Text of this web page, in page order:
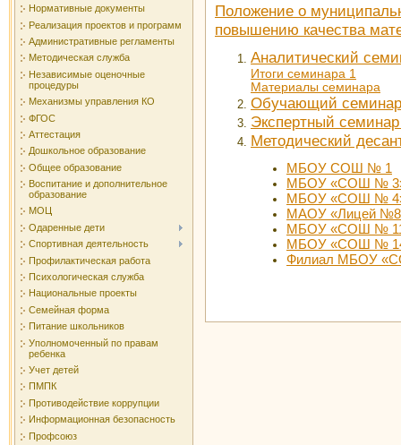
Нормативные документы
Реализация проектов и программ
Административные регламенты
Методическая служба
Независимые оценочные
процедуры
Механизмы управления КО
ФГОС
Аттестация
Дошкольное образование
Общее образование
Воспитание и дополнительное
образование
МОЦ
Одаренные дети
Спортивная деятельность
Профилактическая работа
Психологическая служба
Национальные проекты
Семейная форма
Питание школьников
Уполномоченный по правам
ребенка
Учет детей
ПМПК
Противодействие коррупции
Информационная безопасность
Профсоюз
Положение о
повышению качества
Аналитический
Итоги семинара 1
Материалы семинара
Обучающий
Экспертный
Методический
МБОУ СОШ № 1
МБОУ «СОШ № 3»
МБОУ «СОШ № 4»
МАОУ «Лицей
МБОУ «СОШ №
МБОУ «СОШ №
Филиал МБОУ